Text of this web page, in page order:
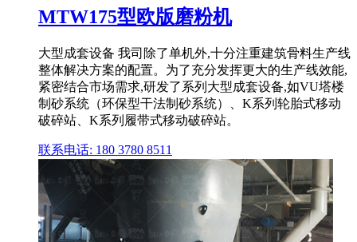
MTW175型欧版磨粉机
大型成套设备 我司除了单机外,十分注重建筑骨料生产线
整体解决方案的配置。为了充分发挥更大的生产线效能,
紧密结合市场需求,研发了系列大型成套设备,如VU塔楼
制砂系统（环保型干法制砂系统）、K系列轮胎式移动
破碎站、K系列履带式移动破碎站。
联系电话: 180 3780 8511